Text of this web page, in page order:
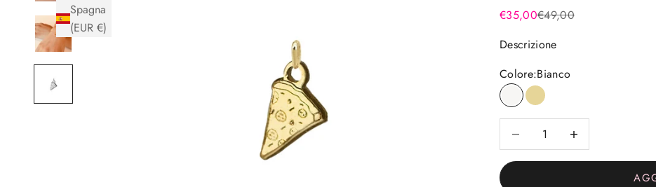
Spagna
(EUR €)
Prezzo scontato
€35,00Prezzo
€49,00
Descrizione
Colore:Bianco
BiancoGiallo
Diminuisci quantitàDiminuisci quantità